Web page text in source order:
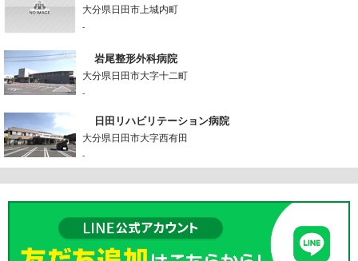
大分県日田市上城内町
-
岩尾整形外科病院
大分県日田市大字十二町
-
日田リハビリテーション病院
大分県日田市大字西有田
-